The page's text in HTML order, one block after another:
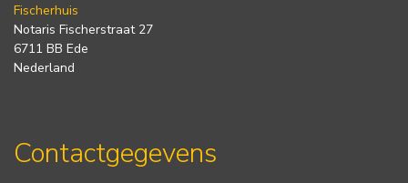
Fischerhuis
Notaris Fischerstraat 27
6711 BB Ede
Nederland
Contactgegevens